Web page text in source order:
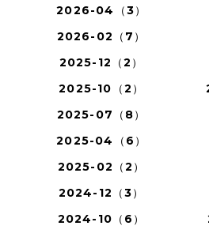
2026-04（3）
2026-02（7）
2025-12（2）
2025-10（2）
2025-07（8）
2025-04（6）
2025-02（2）
2024-12（3）
2024-10（6）